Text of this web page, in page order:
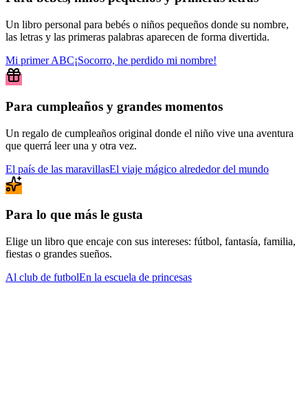
Un libro personal para bebés o niños pequeños donde su nombre,
las letras y las primeras palabras aparecen de forma divertida.
Mi primer ABC¡Socorro, he perdido mi nombre!
Para cumpleaños y grandes momentos
Un regalo de cumpleaños original donde el niño vive una aventura
que querrá leer una y otra vez.
El país de las maravillasEl viaje mágico alrededor del mundo
Para lo que más le gusta
Elige un libro que encaje con sus intereses: fútbol, fantasía, familia,
fiestas o grandes sueños.
Al club de futbolEn la escuela de princesas